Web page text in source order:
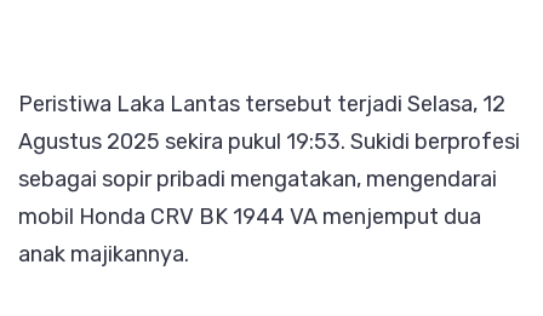
Peristiwa Laka Lantas tersebut terjadi Selasa, 12
Agustus 2025 sekira pukul 19:53. Sukidi berprofesi
sebagai sopir pribadi mengatakan, mengendarai
mobil Honda CRV BK 1944 VA menjemput dua
anak majikannya.